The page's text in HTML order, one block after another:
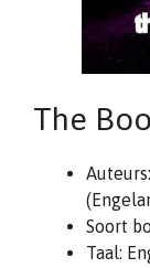
The
Auteurs:
Soort
Taal: